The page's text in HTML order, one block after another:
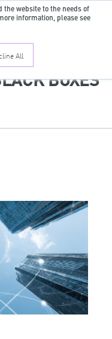
the website to the needs of
information, please see
All
DE
BOXES